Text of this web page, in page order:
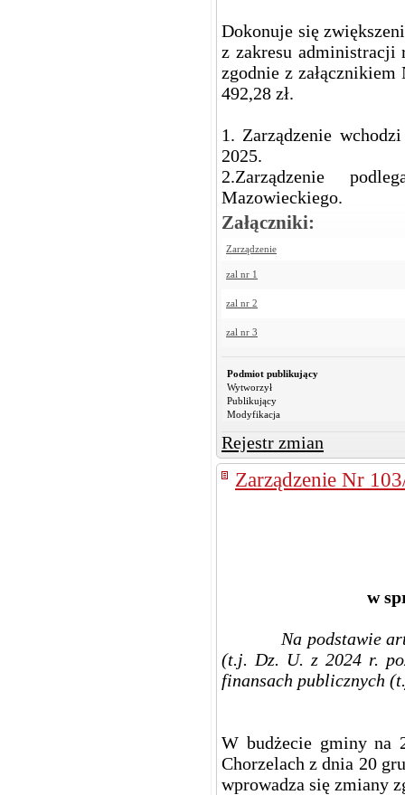
Dokonuje się
z zakresu administracji
zgodnie z
492,28 zł.
1. Zarządzenie
2025.
2.Zarządzenie
Mazowieckiego.
Załączniki:
Zarządzenie
zal nr 1
zal nr 2
zal nr 3
Podmiot publikujący
Wytworzył
Publikujący
Modyfikacja
Rejestr zmian
Zarządzenie Nr
w
Na podstawie art.
(t.j. Dz. U. z 2024 r.
finansach publicznych
W budżecie gminy na
Chorzelach z dnia 20
wprowadza się zmiany